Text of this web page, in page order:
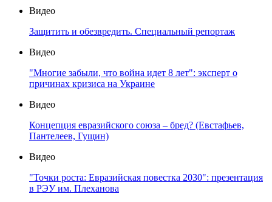
Видео
Защитить и обезвредить. Специальный репортаж
Видео
"Многие забыли, что война идет 8 лет": эксперт о
причинах кризиса на Украине
Видео
Концепция евразийского союза – бред? (Евстафьев,
Пантелеев, Гущин)
Видео
"Точки роста: Евразийская повестка 2030": презентация
в РЭУ им. Плеханова